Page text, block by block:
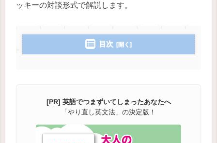
ッキーの対談形式で解説します。
目次
[PR] 英語でつまずいてしまったあなたへ
「やり直し英文法」の決定版！